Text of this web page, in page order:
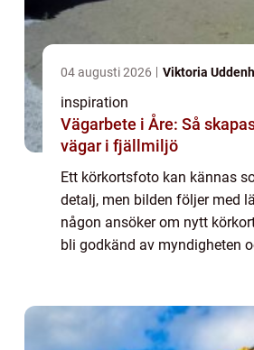
04 augusti 2026 Viktoria
inspiration
Vägarbete i Åre: Så
vägar i fjällmiljö
Ett körkortsfoto kan kännas
detalj, men bilden följer med
någon ansöker om nytt
bli godkänd av myndigheten